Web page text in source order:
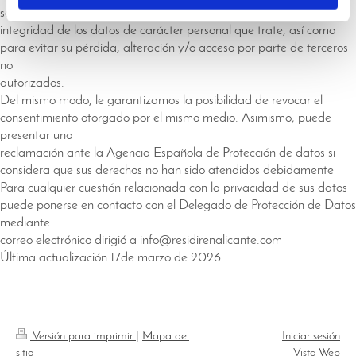
seguridad e
integridad de los datos de carácter personal que trate, así como
para evitar su pérdida, alteración y/o acceso por parte de terceros
no
autorizados.
Del mismo modo, le garantizamos la posibilidad de revocar el
consentimiento otorgado por el mismo medio. Asimismo, puede
presentar una
reclamación ante la Agencia Española de Protección de datos si
considera que sus derechos no han sido atendidos debidamente
Para cualquier cuestión relacionada con la privacidad de sus datos
puede ponerse en contacto con el Delegado de Protección de Datos
mediante
correo electrónico dirigió a info@residirenalicante.com
Última actualización 17de marzo de 2026.
Versión para imprimir
Mapa del
sitio
Iniciar sesión
Vista Web